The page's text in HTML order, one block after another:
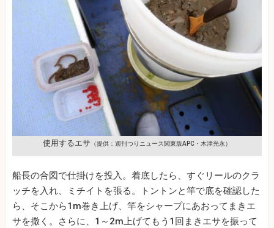
使用するエサ （提供：週刊つりニュース関東版APC・木津光永）
船長の合図で仕掛けを投入。着底したら、すぐリールのクラ
ッチを入れ、ミチイトを張る。トントンと竿で底を確認した
ら、そこから1m巻き上げ、竿をシャープにあおってまきエ
サを撒く。さらに、1～2m上げてもう1回まきエサを振って